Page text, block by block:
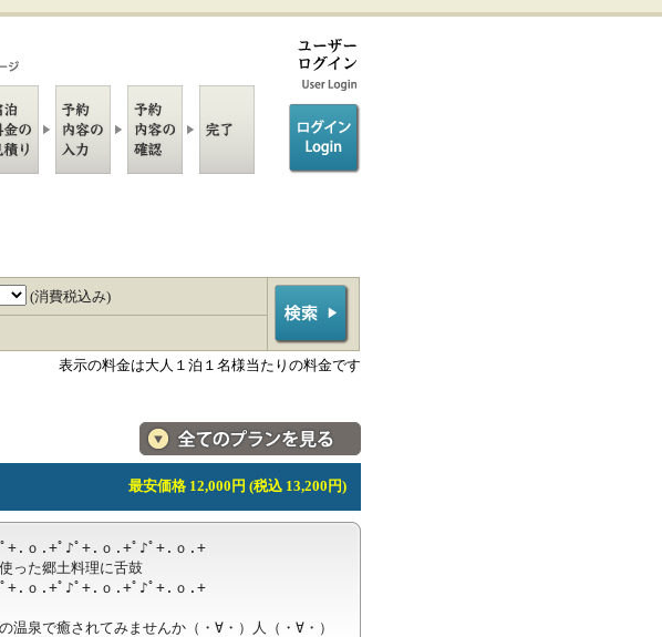
(消費税込み)
表示の料金は大人１泊１名様当たりの料金です
料金・宿泊プラン一覧へ
最安価格 12,000円 (税込 13,200円)
+.ｏ.+ﾟ♪ﾟ+.ｏ.+ﾟ♪ﾟ+.ｏ.+
った郷土料理に舌鼓
+.ｏ.+ﾟ♪ﾟ+.ｏ.+ﾟ♪ﾟ+.ｏ.+
温泉で癒されてみませんか（・∀・）人（・∀・）